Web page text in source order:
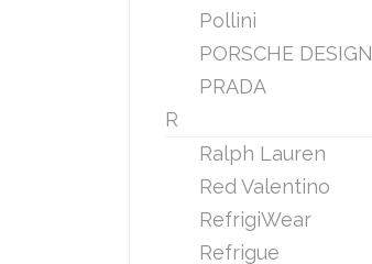
Pollini
PORSCHE DESIGN
PRADA
R
Ralph Lauren
Red Valentino
RefrigiWear
Refrigue